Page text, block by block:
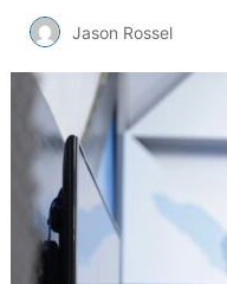
Jason Rossel